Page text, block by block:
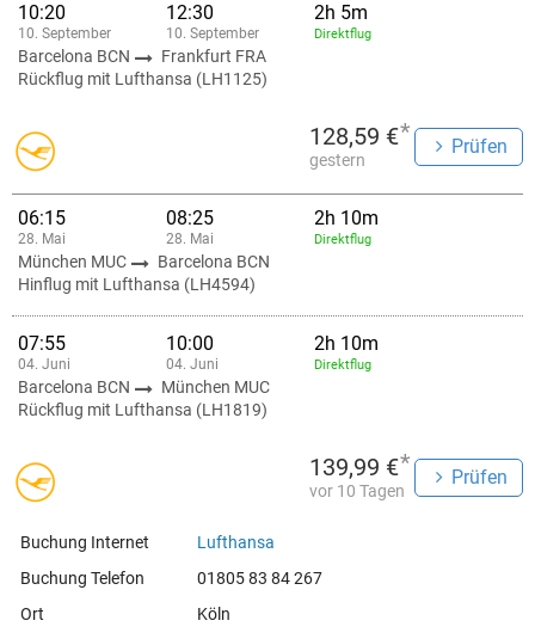
10:20
10. September
12:30
10. September
2h 5m
Direktflug
Barcelona BCN
Frankfurt FRA
Rückflug mit Lufthansa (LH1125)
128,59 €*
gestern
Prüfen
06:15
28. Mai
08:25
28. Mai
2h 10m
Direktflug
München MUC
Barcelona BCN
Hinflug mit Lufthansa (LH4594)
07:55
04. Juni
10:00
04. Juni
2h 10m
Direktflug
Barcelona BCN
München MUC
Rückflug mit Lufthansa (LH1819)
139,99 €*
vor 10 Tagen
Prüfen
Buchung Internet
Lufthansa
Buchung Telefon
01805 83 84 267
Ort
Köln